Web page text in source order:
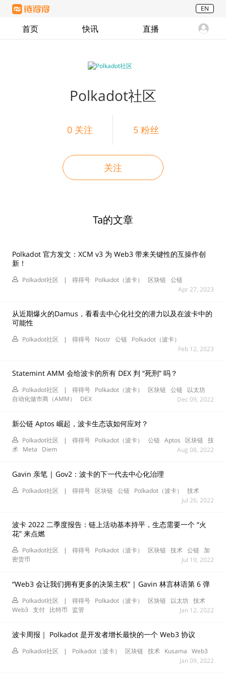
EN
首页 快讯 直播
Polkadot社区
0 关注 5粉丝
关注
Ta的文章
Polkadot 官方发文：XCM v3 为 Web3 带来关键性的互操作创
新！
Polkadot社区 | 得得号 Polkadot（波卡） 区块链 公链
Apr 27, 2023
从近期爆火的Damus，看看去中心化社交的潜力以及在波卡中的
可能性
Polkadot社区 | 得得号 Nostr 公链 Polkadot（波卡）
Feb 12, 2023
Statemint AMM 会给波卡的所有 DEX 判 “死刑” 吗？
Polkadot社区 | 得得号 Polkadot（波卡） 区块链 公链 以太坊
自动化做市商（AMM）
DEX Dec 09, 2022
新公链 Aptos 崛起，波卡生态该如何应对？
Polkadot社区 | 得得号 Polkadot（波卡） 公链 Aptos 区块链 技
术 Meta Diem Aug 08, 2022
Gavin 亲笔 | Gov2：波卡的下一代去中心化治理
Polkadot社区 | 得得号 区块链 公链 Polkadot（波卡）
技术
Jul 26, 2022
波卡 2022 二季度报告：链上活动基本持平，生态需要一个 “火
花” 来点燃
Polkadot社区 | 得得号 Polkadot（波卡） 区块链 技术 公链 加
密货币
Jul 19, 2022
“Web3 会让我们拥有更多的决策主权” | Gavin 林言林语第 6 弹
Polkadot社区 | 得得号 Polkadot（波卡） 区块链 以太坊 技术
Web3 支付 比特币 监管 Jan 12, 2022
波卡周报｜ Polkadot 是开发者增长最快的一个 Web3 协议
Polkadot社区 | Polkadot（波卡） 区块链 技术 Kusama Web3
Jan 09, 2022